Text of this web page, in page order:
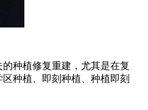
种植修复重建，尤其是在复
种植、即刻种植、种植即刻